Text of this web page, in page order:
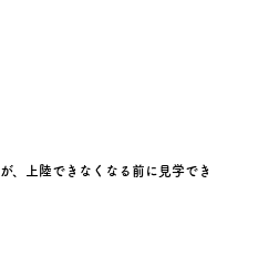
、上陸できなくなる前に見学でき